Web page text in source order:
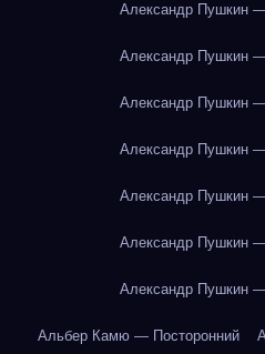
Александр Пушкин
Александр Пушкин
Александр Пушкин
Александр Пушкин
Александр Пушкин
Александр Пушкин
Александр Пушкин
Альбер Камю — Посторонний